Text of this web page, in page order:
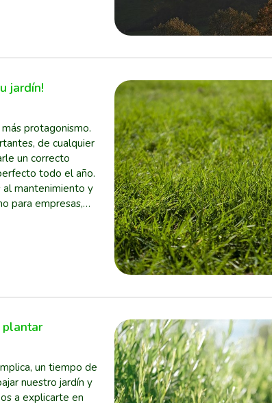
jardín!
protagonismo.
de cualquier
un correcto
todo el año.
al mantenimiento y
para empresas,
plantar
un tiempo de
nuestro jardín y
a explicarte en